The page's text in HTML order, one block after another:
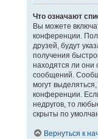
Что означают
Вы можете
конференции.
друзей, будут
получения
находятся ли они
сообщений.
могут
конференции.
недругов, то
скрыты по
Вернуться к